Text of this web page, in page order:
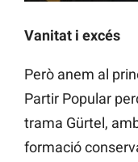
Vanitat i excés
Però anem al
Partir Popular
trama Gürtel,
formació